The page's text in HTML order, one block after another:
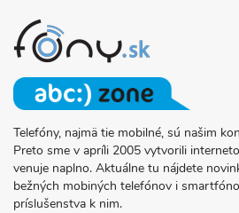
O
PROJEKTE
FONY.SK
Telefóny, najmä tie mobilné, sú našim
Preto sme v apríli 2005 vytvorili
venuje naplno. Aktuálne tu nájdete
bežných mobiných telefónov i
príslušenstva k nim.